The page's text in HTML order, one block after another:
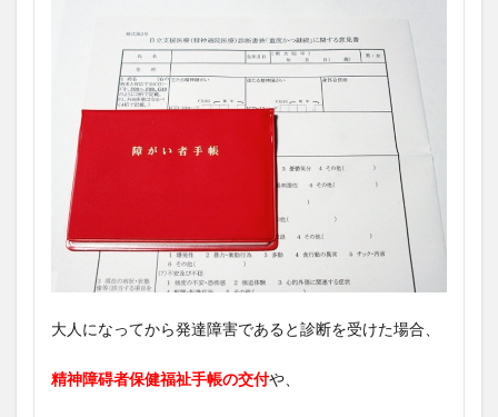
大人になってから発達障害であると診断を受けた場合、
精神障碍者保健福祉手帳の交付や、